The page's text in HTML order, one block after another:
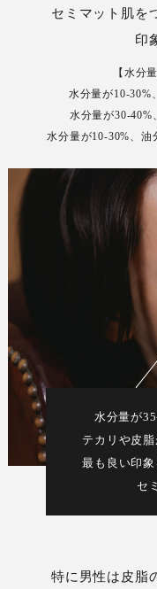
セミマット肌を
印
【水分
水分量が10-30%
水分量が30-40%
水分量が10-30%、油
水分量が
テカリや皮
最も良い印
セ
特に男性は皮脂